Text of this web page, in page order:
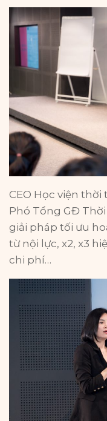
CEO Học viện thời
Phó Tổng GĐ
giải pháp tối ưu
từ nội lực, x2, x3
chi phí…